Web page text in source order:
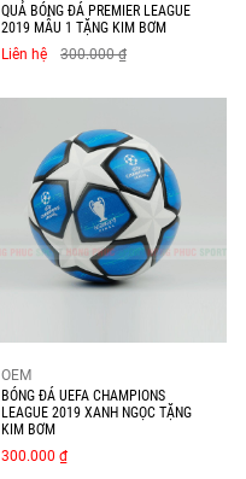
QUẢ BÓNG ĐÁ PREMIER LEAGUE
2019 MẪU 1 TẶNG KIM BƠM
Liên hệ
300.000 ₫
OEM
BÓNG ĐÁ UEFA CHAMPIONS
LEAGUE 2019 XANH NGỌC TẶNG
KIM BƠM
300.000 ₫